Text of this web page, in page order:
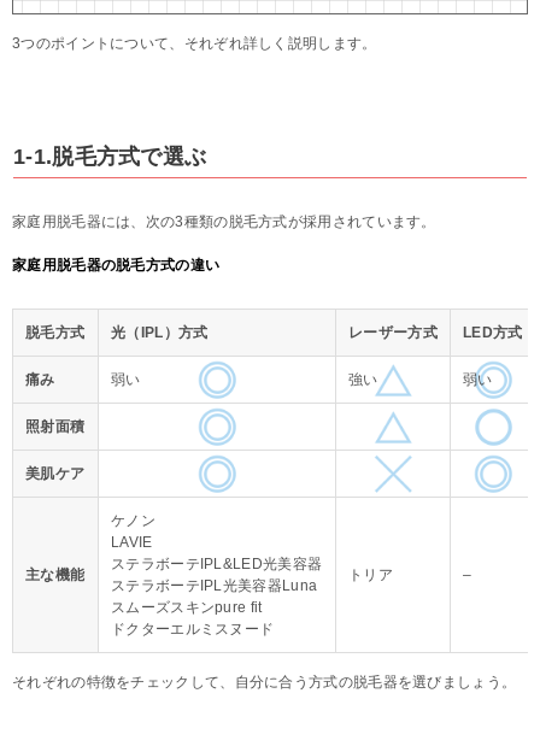
3つのポイントについて、それぞれ詳しく説明します。
1-1.脱毛方式で選ぶ
家庭用脱毛器には、次の3種類の脱毛方式が採用されています。
家庭用脱毛器の脱毛方式の違い
脱毛方式 光（IPL）方式 レーザー方式 LED方式
痛み 弱い 強い 弱い
照射面積
美肌ケア
主な機能
ケノン
LAVIE
ステラボーテIPL&LED光美容器
ステラボーテIPL光美容器Luna
スムーズスキンpure fit
ドクターエルミスヌード
トリア –
それぞれの特徴をチェックして、自分に合う方式の脱毛器を選びましょう。